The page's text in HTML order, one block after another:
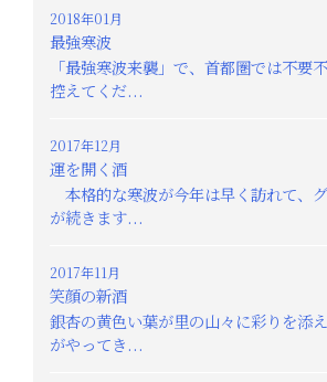
2018年01月
最強寒波
「最強寒波来襲」で、首都圏では不要
控えてくだ...
2017年12月
運を開く酒
本格的な寒波が今年は早く訪れて、
が続きます...
2017年11月
笑顔の新酒
銀杏の黄色い葉が里の山々に彩りを添
がやってき...